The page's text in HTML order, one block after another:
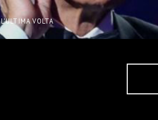
L'ULTIMA VOLTA